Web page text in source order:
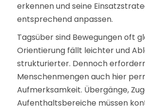
erkennen und seine
entsprechend anpassen.
Tagsüber sind Bewegungen oft
Orientierung fällt leichter und
strukturierter. Dennoch
Menschenmengen auch hier
Aufmerksamkeit. Übergänge,
Aufenthaltsbereiche müssen